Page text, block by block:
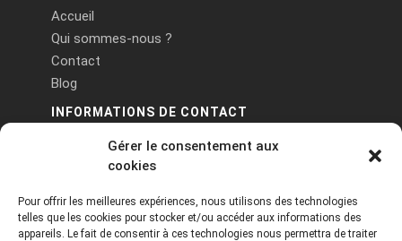
Gérer le consentement aux
cookies
Pour offrir les meilleures expériences, nous utilisons des technologies
telles que les cookies pour stocker et/ou accéder aux informations des
appareils. Le fait de consentir à ces technologies nous permettra de traiter
Accueil
Qui sommes-nous ?
Contact
Blog
INFORMATIONS DE CONTACT
PA Keneach Ouest - 5 rue de Belle-Île - 56400
contact@logiciels-etiquettes.com
09 71 37 25 93